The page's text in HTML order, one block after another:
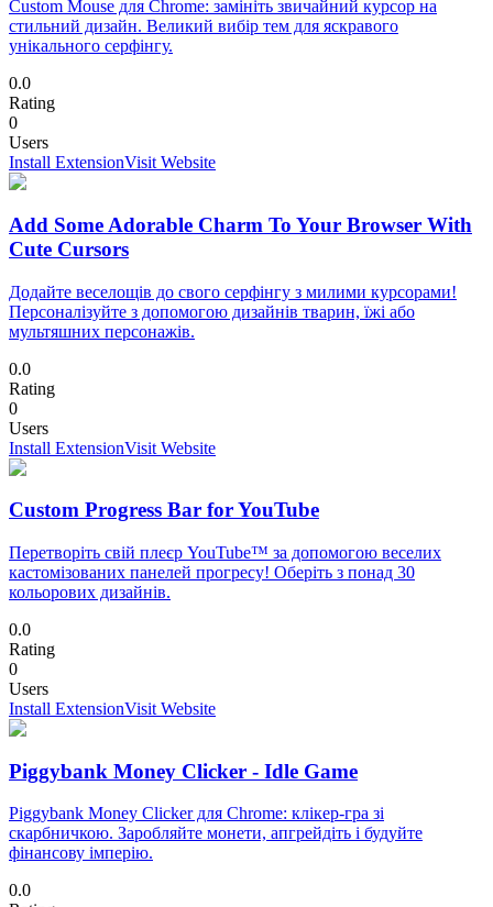
Custom Mouse для Chrome: замініть звичайний курсор на
стильний дизайн. Великий вибір тем для яскравого
унікального серфінгу.
0.0
Rating
0
Users
Install ExtensionVisit Website
Add Some Adorable Charm To Your Browser With
Cute Cursors
Додайте веселощів до свого серфінгу з милими курсорами!
Персоналізуйте з допомогою дизайнів тварин, їжі або
мультяшних персонажів.
0.0
Rating
0
Users
Install ExtensionVisit Website
Custom Progress Bar for YouTube
Перетворіть свій плеєр YouTube™ за допомогою веселих
кастомізованих панелей прогресу! Оберіть з понад 30
кольорових дизайнів.
0.0
Rating
0
Users
Install ExtensionVisit Website
Piggybank Money Clicker - Idle Game
Piggybank Money Clicker для Chrome: клікер-гра зі
скарбничкою. Заробляйте монети, апгрейдіть і будуйте
фінансову імперію.
0.0